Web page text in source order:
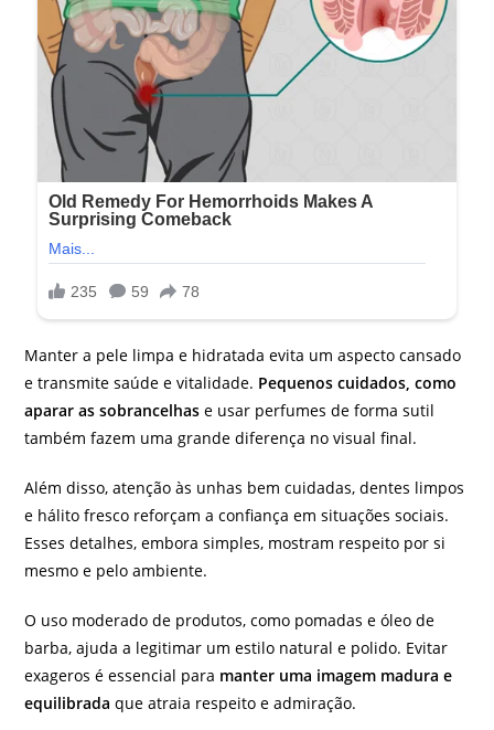
Manter a pele limpa e hidratada evita um aspecto cansado
e transmite saúde e vitalidade. Pequenos cuidados, como
aparar as sobrancelhas e usar perfumes de forma sutil
também fazem uma grande diferença no visual final.
Além disso, atenção às unhas bem cuidadas, dentes limpos
e hálito fresco reforçam a confiança em situações sociais.
Esses detalhes, embora simples, mostram respeito por si
mesmo e pelo ambiente.
O uso moderado de produtos, como pomadas e óleo de
barba, ajuda a legitimar um estilo natural e polido. Evitar
exageros é essencial para manter uma imagem madura e
equilibrada que atraia respeito e admiração.